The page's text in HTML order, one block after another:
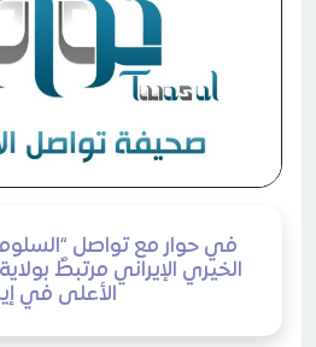
في حوار مع تواصل
الخيري الإيراني مرتبطٌ
الأعلى في